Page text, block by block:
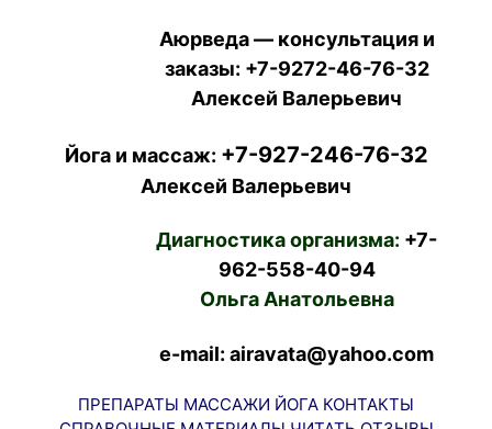
Аюрведа — консультация и
заказы: +7-9272-46-76-32
Алексей Валерьевич
Йога и массаж: +7-927-246-76-32
Алексей Валерьевич
Диагностика организма: +7-
962-558-40-94
Ольга Анатольевна
e-mail: airavata@yahoo.com
ПРЕПАРАТЫ МАССАЖИ ЙОГА КОНТАКТЫ